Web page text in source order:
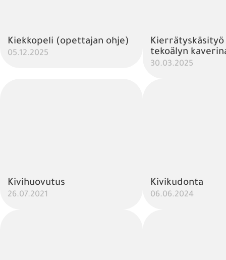
Kiekkopeli (opettajan ohje)
05.12.2025
Kierrätyskäsityö
tekoälyn
30.03.2025
Kivihuovutus
26.07.2021
Kivikudonta
06.06.2024